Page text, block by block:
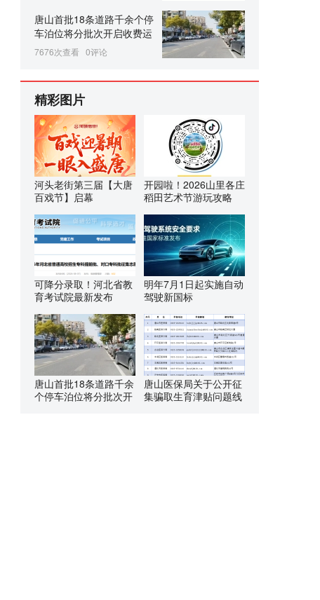
唐山首批18条道路千余个停
车泊位将分批次开启收费运
7676次查看 0评论
精彩图片
河头老街第三届【大唐
百戏节】启幕
开园啦！2026山里各庄
稻田艺术节游玩攻略
可降分录取！河北省教
育考试院最新发布
明年7月1日起实施自动
驾驶新国标
唐山首批18条道路千余
个停车泊位将分批次开
唐山医保局关于公开征
集骗取生育津贴问题线